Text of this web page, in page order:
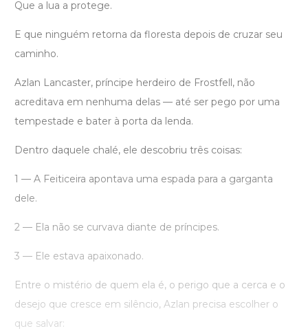
Que a lua a protege.
E que ninguém retorna da floresta depois de cruzar seu
caminho.
Azlan Lancaster, príncipe herdeiro de Frostfell, não
acreditava em nenhuma delas — até ser pego por uma
tempestade e bater à porta da lenda.
Dentro daquele chalé, ele descobriu três coisas:
1 — A Feiticeira apontava uma espada para a garganta
dele.
2 — Ela não se curvava diante de príncipes.
3 — Ele estava apaixonado.
Entre o mistério de quem ela é, o perigo que a cerca e o
desejo que cresce em silêncio, Azlan precisa escolher o
que salvar: